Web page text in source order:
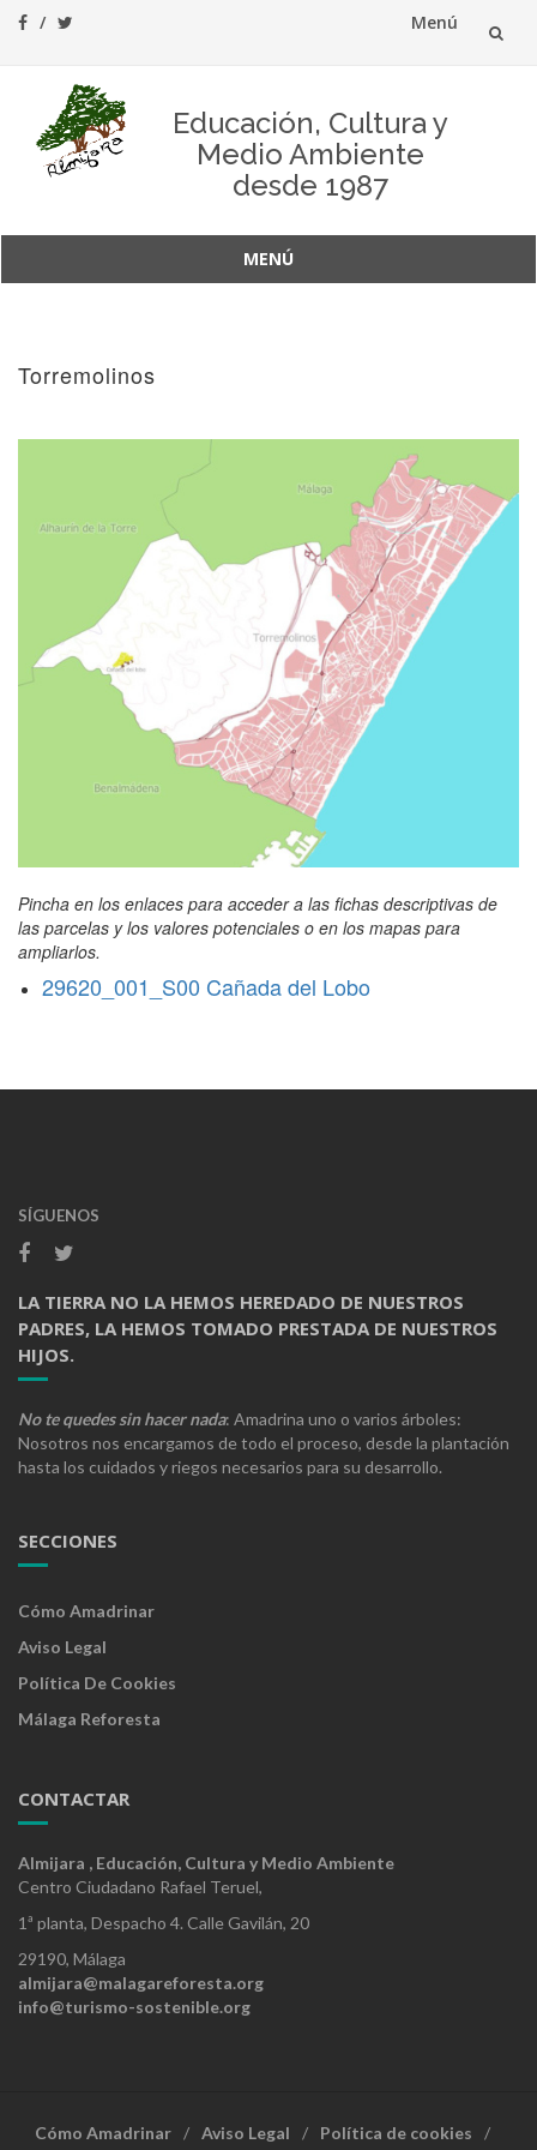
Menú
contenido
Educación, Cultura y
Medio Ambiente
desde 1987
MENÚ
Torremolinos
Pincha en los enlaces para acceder a las fichas descriptivas de
las parcelas y los valores potenciales o en los mapas para
ampliarlos.
29620_001_S00 Cañada del Lobo
SÍGUENOS
LA TIERRA NO LA HEMOS HEREDADO DE NUESTROS
PADRES, LA HEMOS TOMADO PRESTADA DE NUESTROS
HIJOS.
No te quedes sin hacer nada: Amadrina uno o varios árboles:
Nosotros nos encargamos de todo el proceso, desde la plantación
hasta los cuidados y riegos necesarios para su desarrollo.
SECCIONES
Cómo Amadrinar
Aviso Legal
Política De Cookies
Málaga Reforesta
CONTACTAR
Almijara , Educación, Cultura y Medio Ambiente
Centro Ciudadano Rafael Teruel,
1ª planta, Despacho 4. Calle Gavilán, 20
29190, Málaga
almijara@malagareforesta.org
info@turismo-sostenible.org
Cómo Amadrinar Aviso Legal Política de cookies